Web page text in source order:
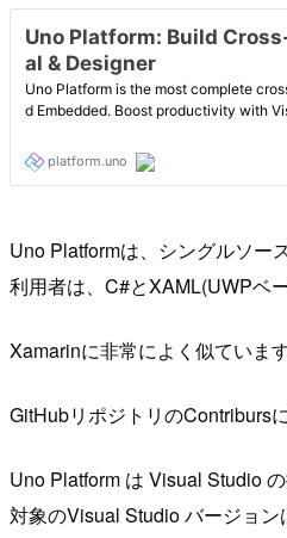
Uno Platformは、シングルソー
利用者は、C#とXAML(UWPベ
Xamarinに非常によく似ていま
GitHubリポジトリのContriburs
Uno Platform は Visual Studio
対象のVisual Studio バージョン